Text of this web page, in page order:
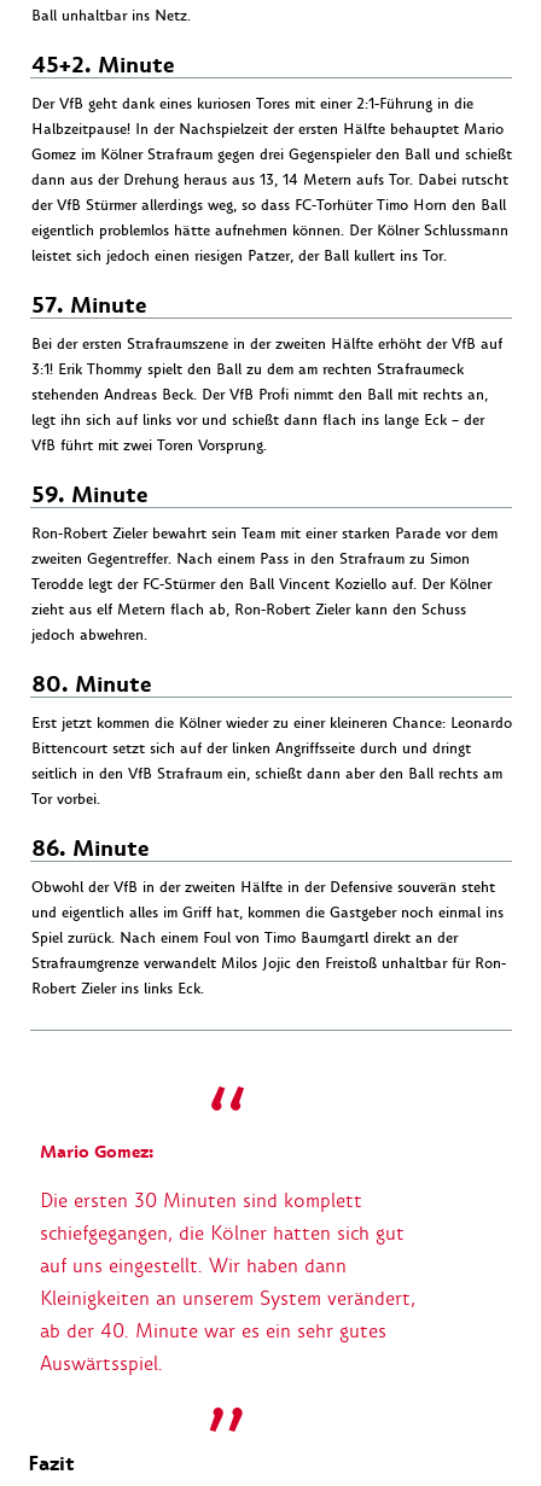
Ball unhaltbar ins Netz.
45+2. Minute
Der VfB geht dank eines kuriosen Tores mit einer 2:1-Führung in die
Halbzeitpause! In der Nachspielzeit der ersten Hälfte behauptet Mario
Gomez im Kölner Strafraum gegen drei Gegenspieler den Ball und schießt
dann aus der Drehung heraus aus 13, 14 Metern aufs Tor. Dabei rutscht
der VfB Stürmer allerdings weg, so dass FC-Torhüter Timo Horn den Ball
eigentlich problemlos hätte aufnehmen können. Der Kölner Schlussmann
leistet sich jedoch einen riesigen Patzer, der Ball kullert ins Tor.
57. Minute
Bei der ersten Strafraumszene in der zweiten Hälfte erhöht der VfB auf
3:1! Erik Thommy spielt den Ball zu dem am rechten Strafraumeck
stehenden Andreas Beck. Der VfB Profi nimmt den Ball mit rechts an,
legt ihn sich auf links vor und schießt dann flach ins lange Eck – der
VfB führt mit zwei Toren Vorsprung.
59. Minute
Ron-Robert Zieler bewahrt sein Team mit einer starken Parade vor dem
zweiten Gegentreffer. Nach einem Pass in den Strafraum zu Simon
Terodde legt der FC-Stürmer den Ball Vincent Koziello auf. Der Kölner
zieht aus elf Metern flach ab, Ron-Robert Zieler kann den Schuss
jedoch abwehren.
80. Minute
Erst jetzt kommen die Kölner wieder zu einer kleineren Chance: Leonardo
Bittencourt setzt sich auf der linken Angriffsseite durch und dringt
seitlich in den VfB Strafraum ein, schießt dann aber den Ball rechts am
Tor vorbei.
86. Minute
Obwohl der VfB in der zweiten Hälfte in der Defensive souverän steht
und eigentlich alles im Griff hat, kommen die Gastgeber noch einmal ins
Spiel zurück. Nach einem Foul von Timo Baumgartl direkt an der
Strafraumgrenze verwandelt Milos Jojic den Freistoß unhaltbar für Ron-
Robert Zieler ins links Eck.
Mario Gomez:
Die ersten 30 Minuten sind komplett
schiefgegangen, die Kölner hatten sich gut
auf uns eingestellt. Wir haben dann
Kleinigkeiten an unserem System verändert,
ab der 40. Minute war es ein sehr gutes
Auswärtsspiel.
Fazit